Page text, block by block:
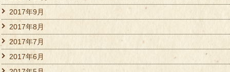
2017年9月
2017年8月
2017年7月
2017年6月